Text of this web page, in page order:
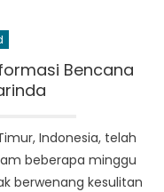
Alam
Bencana
Indonesia, telah
beberapa minggu
berwenang kesulitan